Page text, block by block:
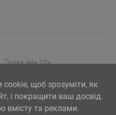
Ūnijas iela 12a,
щоб зрозуміти, як
і покращити ваш досвід.
вмісту та реклами.